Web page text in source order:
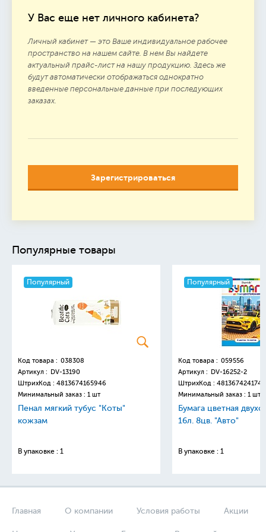
У Вас еще нет личного кабинета?
Личный кабинет — это Ваше индивидуальное рабочее
пространство на нашем сайте. В нем Вы найдете
актуальный прайс-лист на нашу продукцию. Здесь же
будут автоматически отображаться однократно
введенные персональные данные при последующих
заказах.
Зарегистрироваться
Популярные товары
Популярный
Код товара : 038308
Артикул : DV-13190
ШтрихКод : 4813674165946
Минимальный заказ : 1 шт
Пенал мягкий тубус "Коты"
кожзам
В упаковке : 1
Популярный
Код товара : 059556
Артикул : DV-16252-2
ШтрихКод : 4813674241749
Минимальный заказ : 1 шт
Бумага цветная
16л. 8цв. "Авто"
В упаковке : 1
Главная О компании Условия работы Акции